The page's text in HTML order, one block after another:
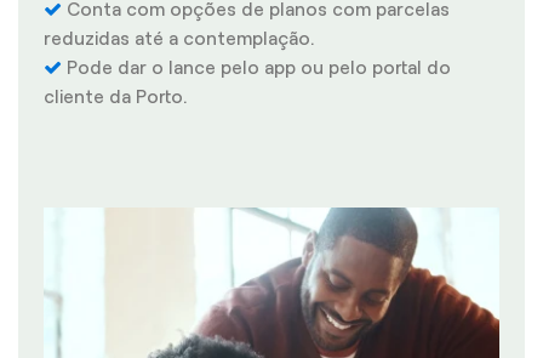
Conta com opções de planos com parcelas
reduzidas até a contemplação.
Pode dar o lance pelo app ou pelo portal do
cliente da Porto.